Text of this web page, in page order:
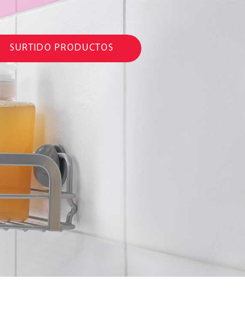
SURTIDO PRODUCTOS